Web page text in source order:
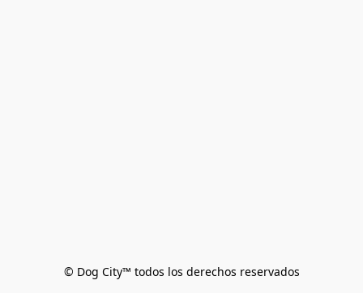
© Dog City™ todos los derechos reservados